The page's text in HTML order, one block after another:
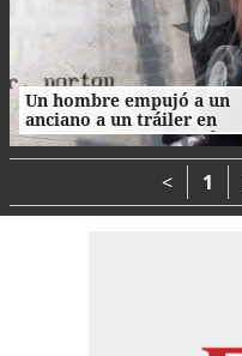
Un hombre empujó a un
anciano a un tráiler en
movimiento y le causó la
muerte
< 1